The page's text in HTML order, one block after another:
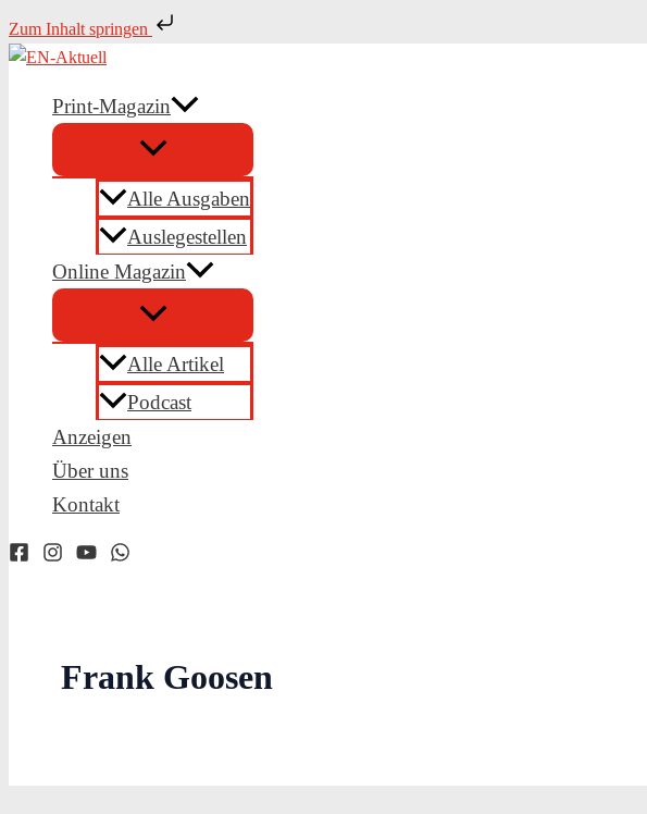
Zum Inhalt springen
Inhalt
springen
Print-Magazin
Alle Ausgaben
Auslegestellen
Online Magazin
Alle Artikel
Podcast
Anzeigen
Über uns
Kontakt
Frank Goosen